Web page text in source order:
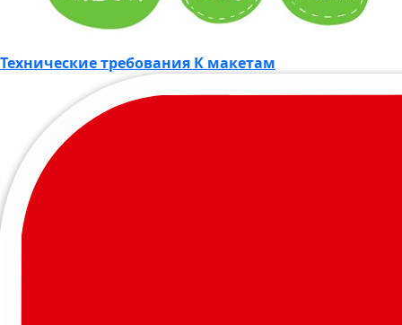
Технические требования К макетам